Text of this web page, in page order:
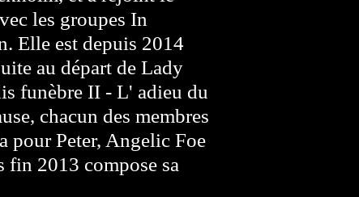
les groupes In
Elle est depuis 2014
au départ de Lady
funèbre II - L' adieu du
chacun des membres
pour Peter, Angelic Foe
2013 compose sa